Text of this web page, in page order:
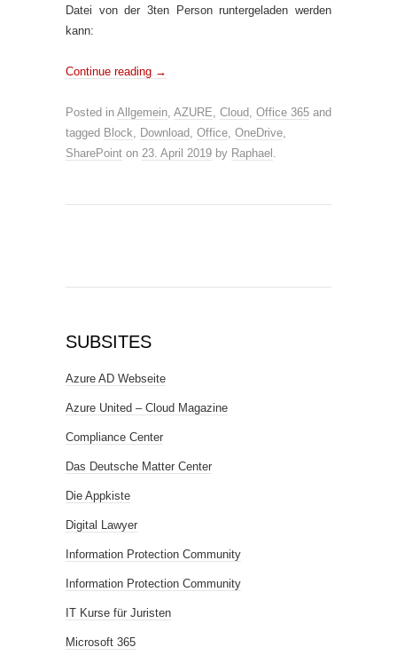
Datei von der 3ten Person runtergeladen werden
kann:
Continue reading →
Posted in Allgemein, AZURE, Cloud, Office 365 and
tagged Block, Download, Office, OneDrive,
SharePoint on 23. April 2019 by Raphael .
SUBSITES
Azure AD Webseite
Azure United – Cloud Magazine
Compliance Center
Das Deutsche Matter Center
Die Appkiste
Digital Lawyer
Information Protection Community
Information Protection Community
IT Kurse für Juristen
Microsoft 365